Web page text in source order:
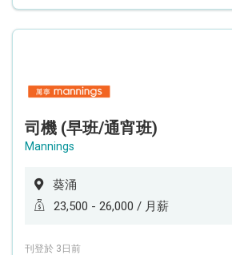
司機 (早班/通宵班)
Mannings
葵涌
23,500 - 26,000 / 月薪
刊登於 3日前